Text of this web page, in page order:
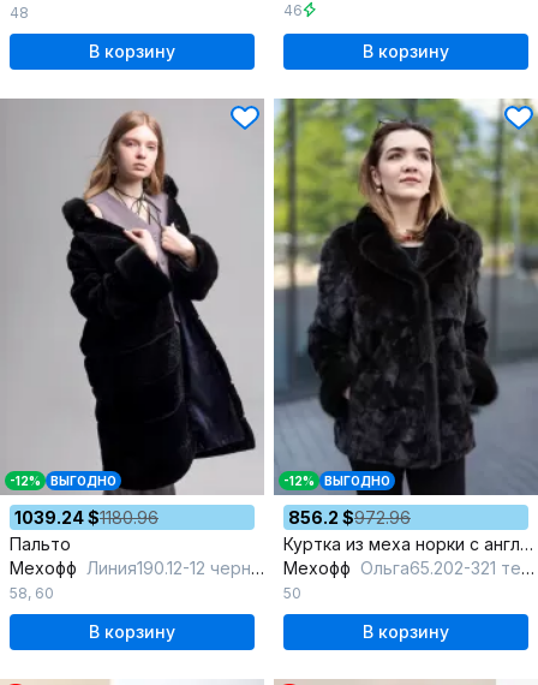
48
В корзину
46
В корзину
-12% ВЫГОДНО
1039.24 $1180.96
Пальто
Мехофф Линия190.12-12 черный
58, 60
В корзину
-12% ВЫГОДНО
856.2 $972.96
Куртка из меха норки с английским воротником и крючками
Мехофф Ольга65.202-321 темно-коричневый
50
В корзину